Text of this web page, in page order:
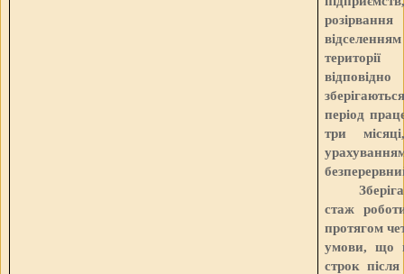
період
три
стаж
протягом
умови, що
строк